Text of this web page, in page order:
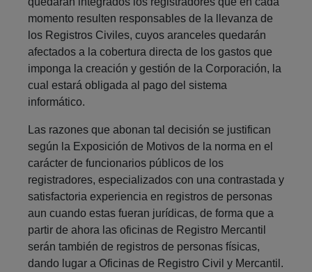
momento resulten responsables de la llevanza de
los Registros Civiles, cuyos aranceles quedarán
afectados a la cobertura directa de los gastos que
imponga la creación y gestión de la Corporación, la
cual estará obligada al pago del sistema
informático.
Las razones que abonan tal decisión se justifican
según la Exposición de Motivos de la norma en el
carácter de funcionarios públicos de los
registradores, especializados con una contrastada y
satisfactoria experiencia en registros de personas
aun cuando estas fueran jurídicas, de forma que a
partir de ahora las oficinas de Registro Mercantil
serán también de registros de personas físicas,
dando lugar a Oficinas de Registro Civil y Mercantil.